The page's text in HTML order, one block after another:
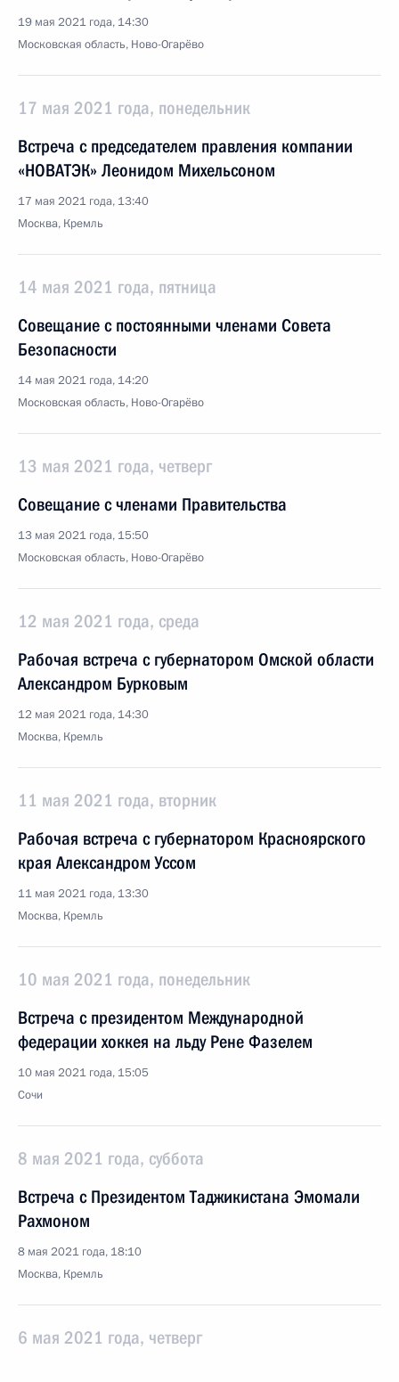
19 мая 2021 года, 14:30
Московская область, Ново-Огарёво
17 мая 2021 года, понедельник
Встреча с председателем правления компании
«НОВАТЭК» Леонидом Михельсоном
17 мая 2021 года, 13:40
Москва, Кремль
14 мая 2021 года, пятница
Совещание с постоянными членами Совета
Безопасности
14 мая 2021 года, 14:20
Московская область, Ново-Огарёво
13 мая 2021 года, четверг
Совещание с членами Правительства
13 мая 2021 года, 15:50
Московская область, Ново-Огарёво
12 мая 2021 года, среда
Рабочая встреча с губернатором Омской области
Александром Бурковым
12 мая 2021 года, 14:30
Москва, Кремль
11 мая 2021 года, вторник
Рабочая встреча с губернатором Красноярского
края Александром Уссом
11 мая 2021 года, 13:30
Москва, Кремль
10 мая 2021 года, понедельник
Встреча с президентом Международной
федерации хоккея на льду Рене Фазелем
10 мая 2021 года, 15:05
Сочи
8 мая 2021 года, суббота
Встреча с Президентом Таджикистана Эмомали
Рахмоном
8 мая 2021 года, 18:10
Москва, Кремль
6 мая 2021 года, четверг